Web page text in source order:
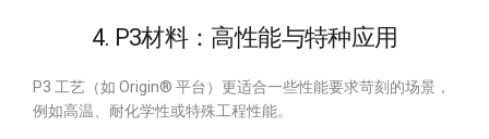
4. P3材料：高性能与特种应用
P3 工艺（如 Origin® 平台）更适合一些性能要求苛刻的场景，
例如高温、耐化学性或特殊工程性能。